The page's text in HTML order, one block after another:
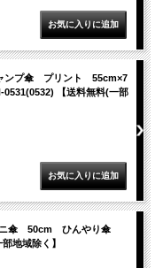
ンプ傘 プリント 55cm×7
【送料無料(一部
ニ傘 50cm ひんやり傘
地域除く】